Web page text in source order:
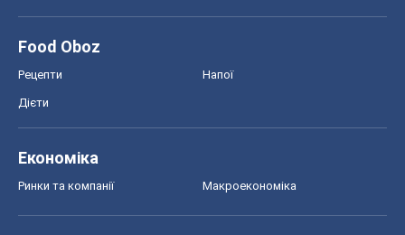
Food Oboz
Рецепти Напої
Дієти
Економіка
Ринки та компанії Макроекономіка